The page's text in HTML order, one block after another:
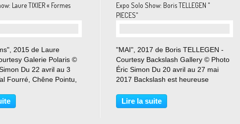
Laure TIXIER « Formes
2015 de Laure
Galerie Polaris ©
Du 22 avril au 3
Fourré, Chêne Pointu,
de noms faisant
faune et à la flore,
Expo Solo Show: Boris TELLEGEN "
PIECES"
"MAI", 2017 de Boris TELLEGEN -
Courtesy Backslash Gallery © Photo
Éric Simon Du 20 avril au 27 mai
2017 Backslash est heureuse
exposition personnelle à la galerie de
l'artiste néerlandais Boris Tellegen
Lire la suite